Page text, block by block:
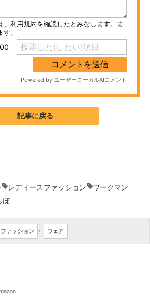
トレンド
スの未来
る
サイト
事例
を支援
記事に戻る
レディースファッション
ワークマン
ぼ
ファッション > ウェア